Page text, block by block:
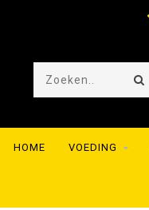
HOME VOEDING